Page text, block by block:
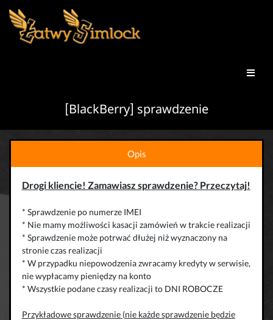
[BlackBerry] sprawdzenie
Opis
Drogi kliencie! Zamawiasz sprawdzenie? Przeczytaj!
* Sprawdzenie po numerze IMEI
* Nie mamy możliwości kasacji zamówień w trakcie realizacji
* Sprawdzenie może potrwać dłużej niż wyznaczony na
stronie czas realizacji
* W przypadku niepowodzenia zwracamy kredyty w serwisie,
nie wypłacamy pieniędzy na konto
* Wszystkie podane czasy realizacji to DNI ROBOCZE
Przykładowe sprawdzenie(nie każde sprawdzenie będzie